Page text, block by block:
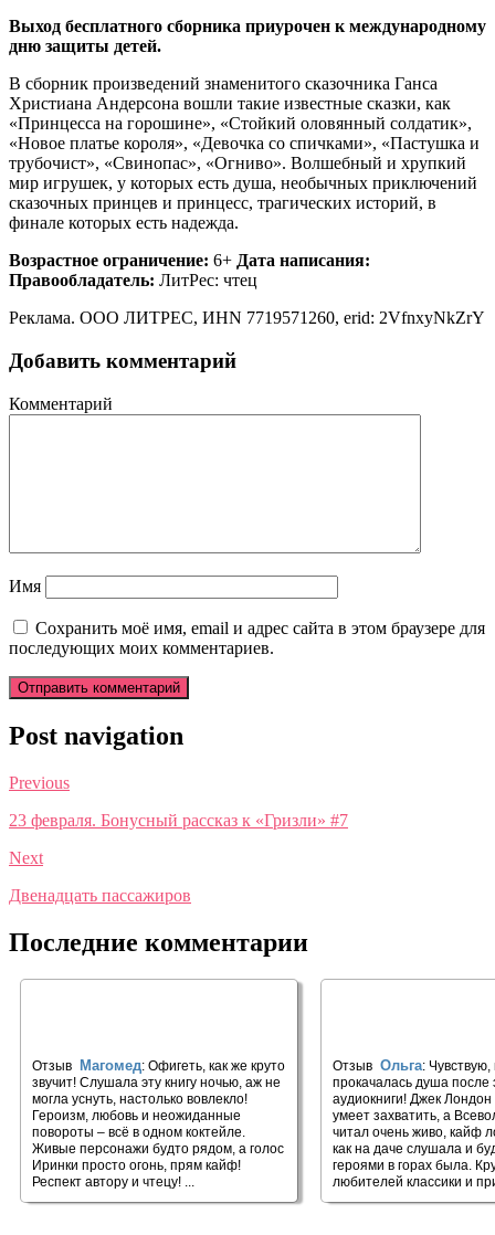
Выход бесплатного сборника приурочен к международному
дню защиты детей.
В сборник произведений знаменитого сказочника Ганса
Христиана Андерсона вошли такие известные сказки, как
«Принцесса на горошине», «Стойкий оловянный солдатик»,
«Новое платье короля», «Девочка со спичками», «Пастушка и
трубочист», «Свинопас», «Огниво». Волшебный и хрупкий
мир игрушек, у которых есть душа, необычных приключений
сказочных принцев и принцесс, трагических историй, в
финале которых есть надежда.
Возрастное ограничение: 6+ Дата написания:
Правообладатель: ЛитРес: чтец
Реклама. ООО ЛИТРЕС, ИНN 7719571260, erid: 2VfnxyNkZrY
Добавить комментарий
Комментарий
Имя
Сохранить моё имя, email и адрес сайта в этом браузере для
последующих моих комментариев.
Post navigation
Previous
23 февраля. Бонусный рассказ к «Гризли» #7
Next
Двенадцать пассажиров
Последние комментарии
Отзыв Магомед: Офигеть, как же круто
звучит! Слушала эту книгу ночью, аж не
могла уснуть, настолько вовлекло!
Героизм, любовь и неожиданные
повороты – всё в одном коктейле.
Живые персонажи будто рядом, а голос
Иринки просто огонь, прям кайф!
Респект автору и чтецу! ...
Отзыв Ольга: Чувствую,
прокачалась душа после
аудиокниги! Джек
умеет захватить, а
читал очень живо, кайф
как на даче слушала и
героями в горах была.
любителей классики и